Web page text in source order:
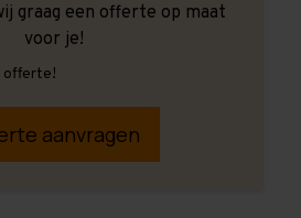
graag een offerte op maat
voor je!
offerte!
aanvragen